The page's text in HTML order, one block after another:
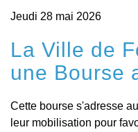
Jeudi 28 mai 2026
La Ville de
une Bourse
Cette bourse s'adresse
leur mobilisation pour